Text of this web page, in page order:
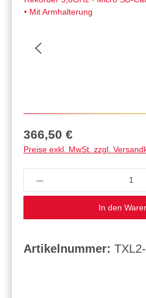
Regulärer Preis:
366,50 €
Preise exkl. MwSt. zzgl.
Produkt Anzahl: Gib
In den
Artikelnummer: